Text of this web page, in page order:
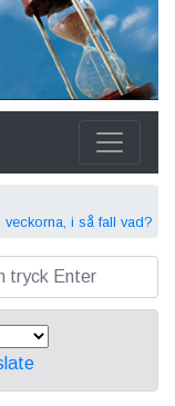
i så fall vad?